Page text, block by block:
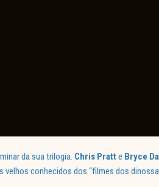
da sua trilogia. Chris Pratte Bryce
velhos conhecidos dos “filmes dos